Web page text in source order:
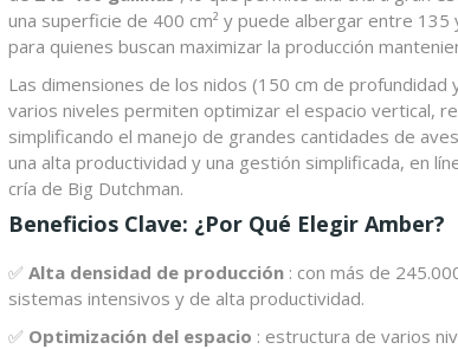
una superficie de 400 cm² y puede albergar entre 135
para quienes buscan maximizar la producción
Las dimensiones de los nidos (150 cm de profundidad
varios niveles permiten optimizar el espacio vertical,
simplificando el manejo de grandes cantidades de
una alta productividad y una gestión simplificada, en
cría de Big Dutchman.
Beneficios Clave: ¿Por Qué Elegir Amber?
✅ Alta densidad de producción : con más de
sistemas intensivos y de alta productividad.
✅ Optimización del espacio : estructura de varios